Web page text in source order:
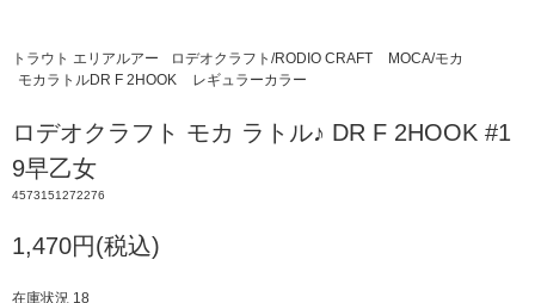
トラウト エリアルアー ロデオクラフト/RODIO CRAFT
MOCA/モカ
モカラトルDR F 2HOOK
レギュラーカラー
ロデオクラフト モカ ラトル♪ DR F 2HOOK #1
9早乙女
4573151272276
1,470円(税込)
在庫状況 18